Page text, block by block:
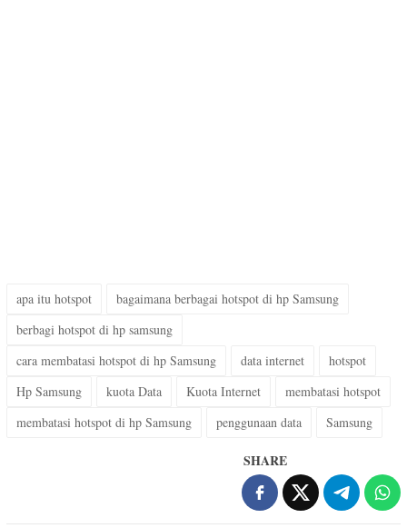
apa itu hotspot
bagaimana berbagai hotspot di hp Samsung
berbagi hotspot di hp samsung
cara membatasi hotspot di hp Samsung
data internet
hotspot
Hp Samsung
kuota Data Kuota Internet
membatasi hotspot
membatasi hotspot di hp Samsung
penggunaan data Samsung
SHARE